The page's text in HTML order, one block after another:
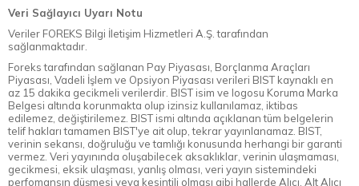
Veri Sağlayıcı Uyarı Notu
Veriler FOREKS Bilgi İletişim Hizmetleri A.Ş. tarafından
sağlanmaktadır.
Foreks tarafından sağlanan Pay Piyasası, Borçlanma Araçları
Piyasası, Vadeli İşlem ve Opsiyon Piyasası verileri BIST kaynaklı en
az 15 dakika gecikmeli verilerdir. BIST isim ve logosu Koruma Marka
Belgesi altında korunmakta olup izinsiz kullanılamaz, iktibas
edilemez, değiştirilemez. BIST ismi altında açıklanan tüm belgelerin
telif hakları tamamen BIST'ye ait olup, tekrar yayınlanamaz. BIST,
verinin sekansı, doğruluğu ve tamlığı konusunda herhangi bir garanti
vermez. Veri yayınında oluşabilecek aksaklıklar, verinin ulaşmaması,
gecikmesi, eksik ulaşması, yanlış olması, veri yayın sistemindeki
perfomansın düşmesi veya kesintili olması gibi hallerde Alıcı, Alt Alıcı